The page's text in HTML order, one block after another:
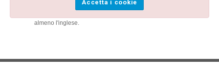
almeno l'inglese.
Accetta i cookie